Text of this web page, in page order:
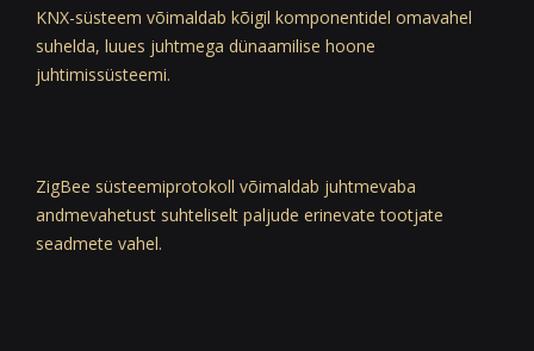
KNX-süsteem võimaldab kõigil komponentidel omavahel
suhelda, luues juhtmega dünaamilise hoone
juhtimissüsteemi.
ZigBee süsteemiprotokoll võimaldab juhtmevaba
andmevahetust suhteliselt paljude erinevate tootjate
seadmete vahel.